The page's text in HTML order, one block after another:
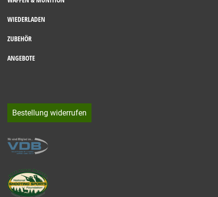
WIEDERLADEN
ZUBEHÖR
ANGEBOTE
Bestellung widerrufen